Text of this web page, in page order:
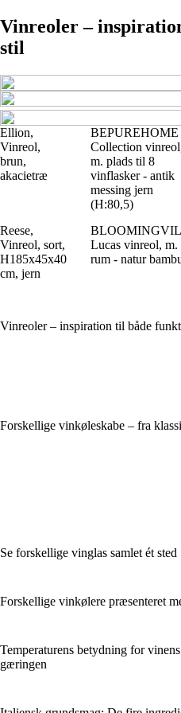
Vinreoler –
stil
Ellion,
Vinreol,
brun,
akacietræ
BEPUREHOME
Collection
m. plads til 8
vinflasker - antik
messing jern
(H:80,5)
Reese,
Vinreol, sort,
H185x45x40
cm, jern
Lucas vinreol, m.
rum - natur
Vinreoler – inspiration til både
Forskellige vinkøleskabe – fra
Se forskellige vinglas samlet ét sted
Forskellige vinkølere præsenteret
Temperaturens betydning for
gæringen